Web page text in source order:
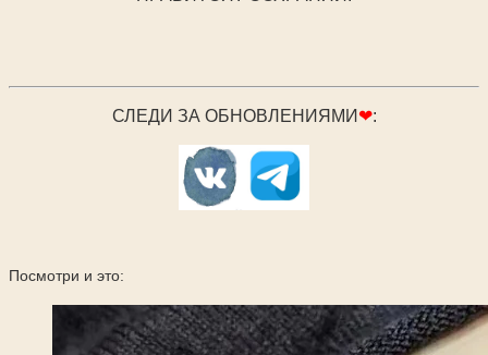
СЛЕДИ ЗА ОБНОВЛЕНИЯМИ ❤:
Посмотри и это: